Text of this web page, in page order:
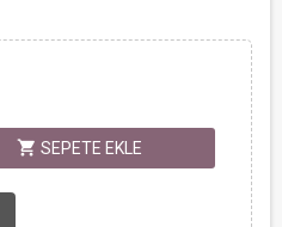
shopping_cart SEPETE EKLE